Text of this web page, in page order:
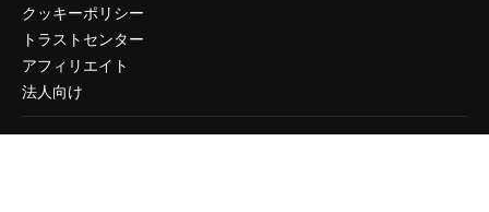
クッキーポリシー
トラストセンター
アフィリエイト
法人向け